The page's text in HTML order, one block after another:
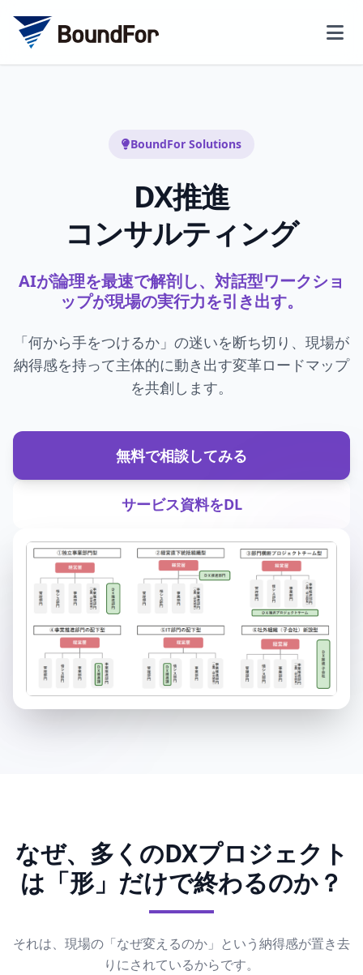
BoundFor Solutions
DX推進
コンサルティング
AIが論理を最速で解剖し、 対話型ワークショ
ップが現場の実行力を引き出す。
「何から手をつけるか」の迷いを断ち切り、現場が
納得感を持って主体的に動き出す変革ロードマップ
を共創します。
無料で相談してみる
サービス資料をDL
なぜ、多くのDXプロジェクト
は「形」だけで終わるのか？
それは、現場の「なぜ変えるのか」という納得感が置き去
りにされているからです。